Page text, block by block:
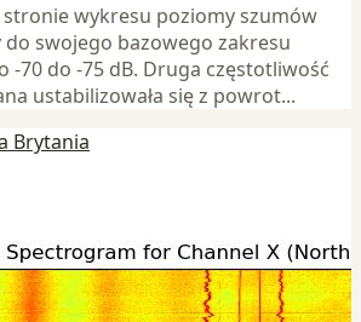
wykresu poziomy szumów
do swojego bazowego zakresu
-70 do -75 dB. Druga częstotliwość
ustabilizowała się z powrot...
Brytania